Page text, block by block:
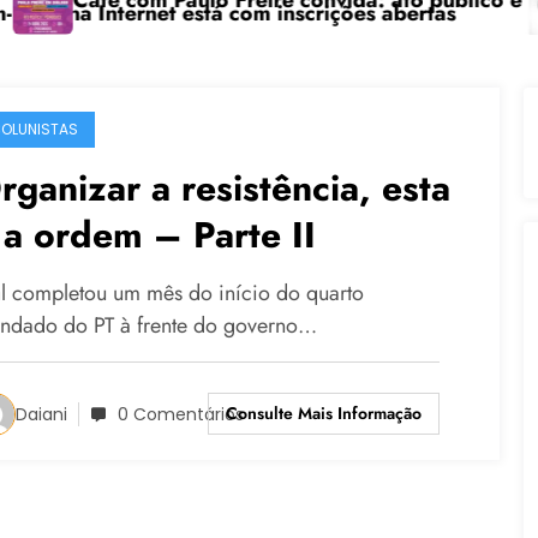
Internet está com inscrições abertas
a resistência, esta
ordem – Parte II
completou um mês do início do quarto
do PT à frente do governo…
Daiani 0 ComentáriosConsulte Mais Informação